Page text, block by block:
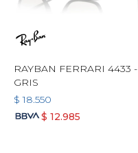
RAYBAN FERRARI 4433 -
GRIS
$ 18.550
$ 12.985